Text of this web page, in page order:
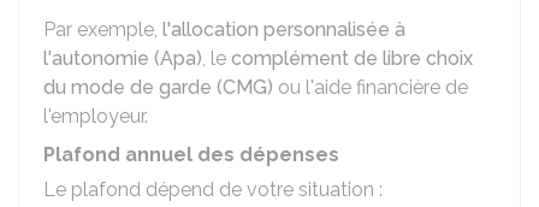
Par exemple, l'allocation personnalisée à
l'autonomie (Apa), le complément de libre choix
du mode de garde (CMG) ou l'aide financière de
l'employeur.
Plafond annuel des dépenses
Le plafond dépend de votre situation :